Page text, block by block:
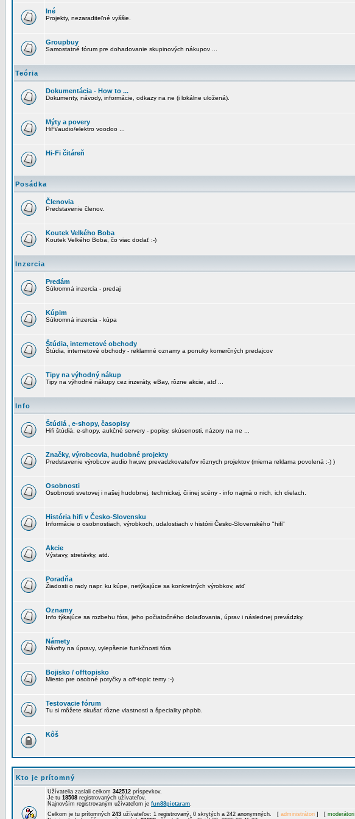
Iné
Projekty, nezaraditeľné vyššie.
Groupbuy
Samostatné fórum pre dohadovanie skupinových nákupov ...
Teória
Dokumentácia - How to ...
Dokumenty, návody, informácie, odkazy na ne (i lokálne uložená).
Mýty a povery
HiFi/audio/elektro voodoo ...
Hi-Fi čitáreň
Posádka
Členovia
Predstavenie členov.
Koutek Velkého Boba
Koutek Velkého Boba, čo viac dodať :-)
Inzercia
Predám
Súkromná inzercia - predaj
Kúpim
Súkromná inzercia - kúpa
Štúdia, internetové obchody
Štúdia, internetové obchody - reklamné oznamy a ponuky komerčných predajcov
Tipy na výhodný nákup
Tipy na výhodné nákupy cez inzeráty, eBay, rôzne akcie, atď ...
Info
Štúdiá , e-shopy, časopisy
Hifi štúdiá, e-shopy, aukčné servery - popisy, skúsenosti, názory na ne ...
Značky, výrobcovia, hudobné projekty
Predstavenie výrobcov audio hw,sw, prevadzkovateľov rôznych projektov (mierna reklama povolená :-) )
Osobnosti
Osobnosti svetovej i našej hudobnej, technickej, či inej scény - info najmä o nich, ich dielach.
História hifi v Česko-Slovensku
Informácie o osobnostiach, výrobkoch, udalostiach v histórii Česko-Slovenského "hifi"
Akcie
Výstavy, stretávky, atd.
Poradňa
Žiadosti o rady napr. ku kúpe, netýkajúce sa konkretných výrobkov, atď
Oznamy
Info týkajúce sa rozbehu fóra, jeho počiatočného dolaďovania, úprav i následnej prevádzky.
Námety
Návrhy na úpravy, vylepšenie funkčnosti fóra
Bojisko / offtopisko
Miesto pre osobné potyčky a off-topic temy :-)
Testovacie fórum
Tu si môžete skušať rôzne vlastnosti a špeciality phpbb.
Kôš
Kto je prítomný
Užívatelia zaslali celkom 342512 príspevkov.
Je tu 18508 registrovaných užívateľov.
Najnovším registrovaným užívateľom je fun88pictaram.
Celkom je tu prítomných 243 užívateľov: 1 registrovaný, 0 skrytých a 242 anonymných. [ administrátori ] [ moderátori